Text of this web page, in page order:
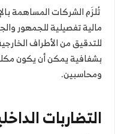
تُلزَم الشركات المساهمة
مالية تفصيلية للجمهور
للتدقيق من الأطراف
بشفافية يمكن أن يكون
ومحاسبين.
التضاربات